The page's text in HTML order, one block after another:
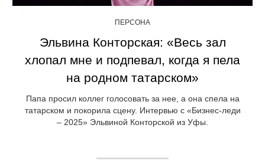
ПЕРСОНА
Эльвина Конторская: «Весь зал
хлопал мне и подпевал, когда я пела
на родном татарском»
Папа просил коллег голосовать за нее, а она спела на
татарском и покорила сцену. Интервью с «Бизнес-леди
– 2025» Эльвиной Конторской из Уфы.